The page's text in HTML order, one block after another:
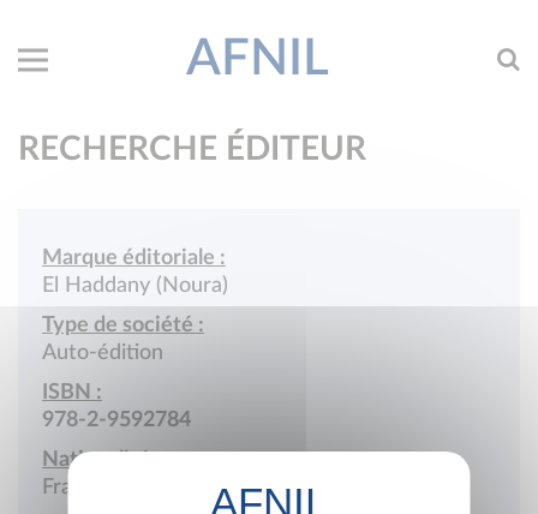
AFNIL
RECHERCHE ÉDITEUR
Marque éditoriale :
El Haddany (Noura)
Type de société :
Auto-édition
ISBN :
978-2-9592784
Nationalité :
France